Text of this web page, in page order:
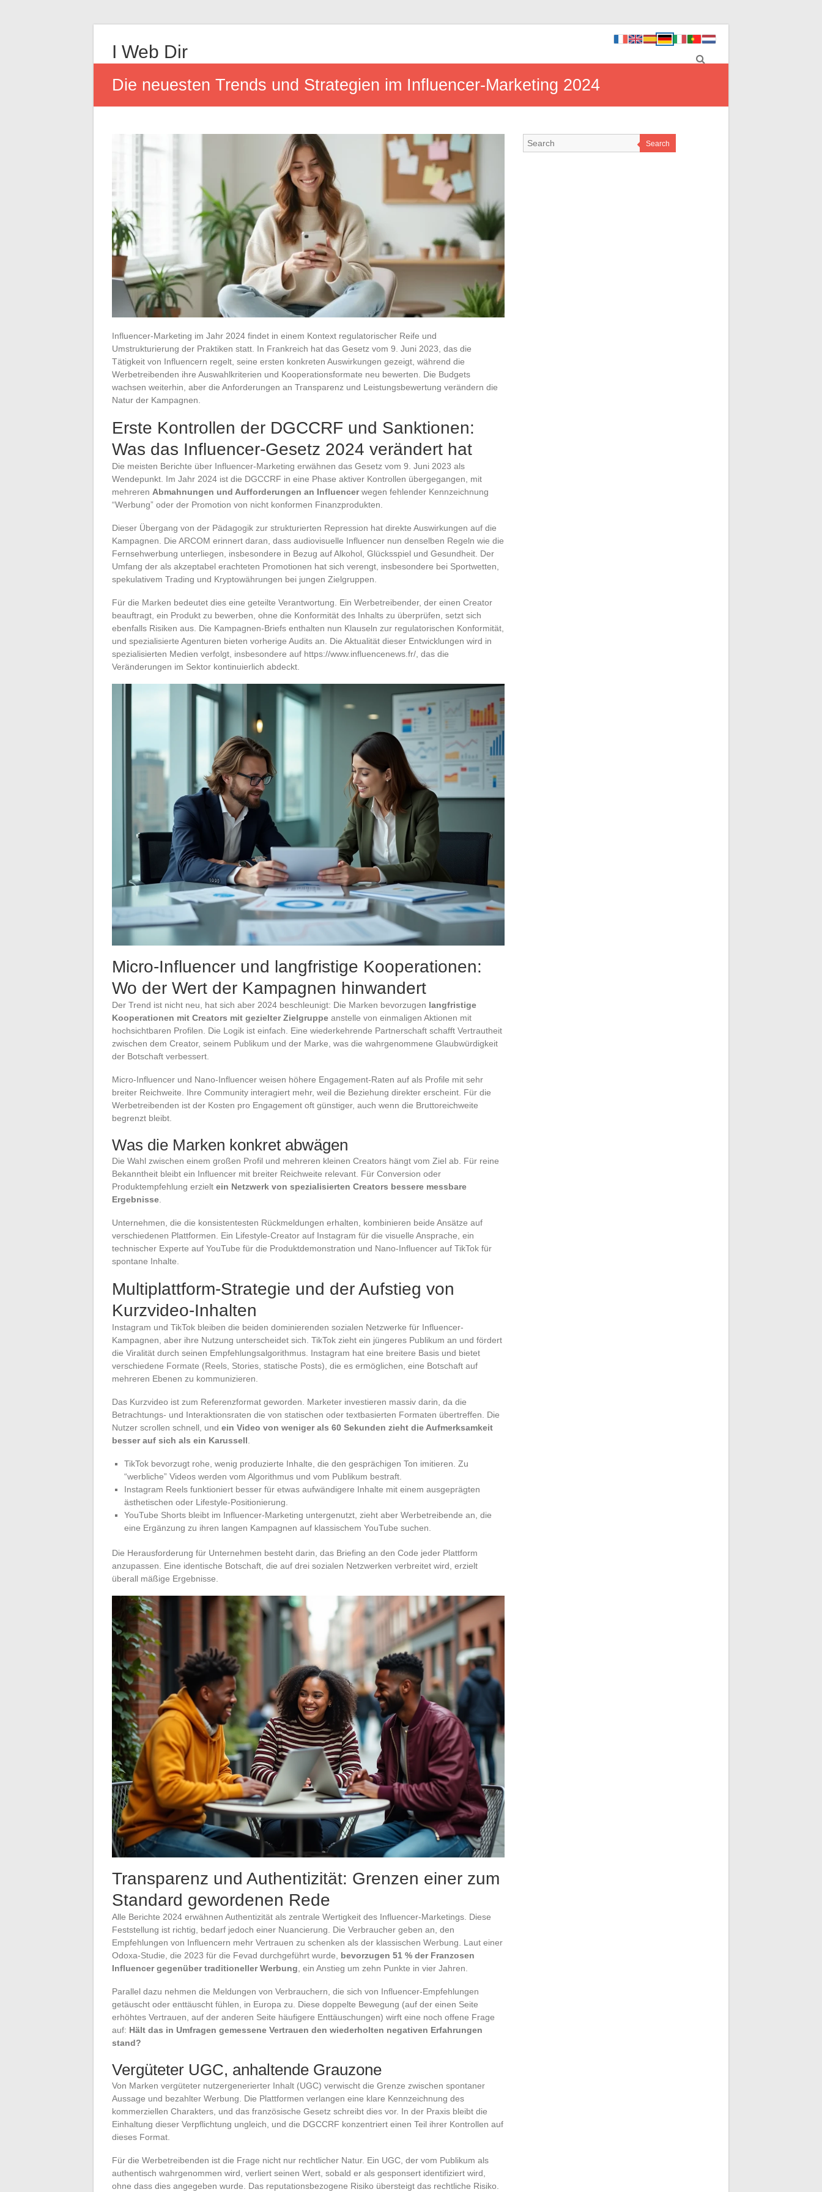
I Web Dir
Die neuesten Trends und Strategien im Influencer-Marketing 2024
Influencer-Marketing im Jahr 2024 findet in einem Kontext regulatorischer Reife und
Umstrukturierung der Praktiken statt. In Frankreich hat das Gesetz vom 9. Juni 2023, das die
Tätigkeit von Influencern regelt, seine ersten konkreten Auswirkungen gezeigt, während die
Werbetreibenden ihre Auswahlkriterien und Kooperationsformate neu bewerten. Die Budgets
wachsen weiterhin, aber die Anforderungen an Transparenz und Leistungsbewertung verändern die
Natur der Kampagnen.
Erste Kontrollen der DGCCRF und Sanktionen:
Was das Influencer-Gesetz 2024 verändert hat
Die meisten Berichte über Influencer-Marketing erwähnen das Gesetz vom 9. Juni 2023 als
Wendepunkt. Im Jahr 2024 ist die DGCCRF in eine Phase aktiver Kontrollen übergegangen, mit
mehreren Abmahnungen und Aufforderungen an Influencerwegen fehlender Kennzeichnung
“Werbung” oder der Promotion von nicht konformen Finanzprodukten.
Dieser Übergang von der Pädagogik zur strukturierten Repression hat direkte Auswirkungen auf die
Kampagnen. Die ARCOM erinnert daran, dass audiovisuelle Influencer nun denselben Regeln wie die
Fernsehwerbung unterliegen, insbesondere in Bezug auf Alkohol, Glücksspiel und Gesundheit. Der
Umfang der als akzeptabel erachteten Promotionen hat sich verengt, insbesondere bei Sportwetten,
spekulativem Trading und Kryptowährungen bei jungen Zielgruppen.
Für die Marken bedeutet dies eine geteilte Verantwortung. Ein Werbetreibender, der einen Creator
beauftragt, ein Produkt zu bewerben, ohne die Konformität des Inhalts zu überprüfen, setzt sich
ebenfalls Risiken aus. Die Kampagnen-Briefs enthalten nun Klauseln zur regulatorischen Konformität,
und spezialisierte Agenturen bieten vorherige Audits an. Die Aktualität dieser Entwicklungen wird in
spezialisierten Medien verfolgt, insbesondere auf https://www.influencenews.fr/, das die
Veränderungen im Sektor kontinuierlich abdeckt.
Micro-Influencer und langfristige Kooperationen:
Wo der Wert der Kampagnen hinwandert
Der Trend ist nicht neu, hat sich aber 2024 beschleunigt: Die Marken bevorzugen langfristige
Kooperationen mit Creators mit gezielter Zielgruppe anstelle von einmaligen Aktionen mit
hochsichtbaren Profilen. Die Logik ist einfach. Eine wiederkehrende Partnerschaft schafft Vertrautheit
zwischen dem Creator, seinem Publikum und der Marke, was die wahrgenommene Glaubwürdigkeit
der Botschaft verbessert.
Micro-Influencer und Nano-Influencer weisen höhere Engagement-Raten auf als Profile mit sehr
breiter Reichweite. Ihre Community interagiert mehr, weil die Beziehung direkter erscheint. Für die
Werbetreibenden ist der Kosten pro Engagement oft günstiger, auch wenn die Bruttoreichweite
begrenzt bleibt.
Was die Marken konkret abwägen
Die Wahl zwischen einem großen Profil und mehreren kleinen Creators hängt vom Ziel ab. Für reine
Bekanntheit bleibt ein Influencer mit breiter Reichweite relevant. Für Conversion oder
Produktempfehlung erzielt ein Netzwerk von spezialisierten Creators bessere messbare
Ergebnisse
Unternehmen, die die konsistentesten Rückmeldungen erhalten, kombinieren beide Ansätze auf
verschiedenen Plattformen. Ein Lifestyle-Creator auf Instagram für die visuelle Ansprache, ein
technischer Experte auf YouTube für die Produktdemonstration und Nano-Influencer auf TikTok für
spontane Inhalte.
Multiplattform-Strategie und der Aufstieg von
Kurzvideo-Inhalten
Instagram und TikTok bleiben die beiden dominierenden sozialen Netzwerke für Influencer-
Kampagnen, aber ihre Nutzung unterscheidet sich. TikTok zieht ein jüngeres Publikum an und fördert
die Viralität durch seinen Empfehlungsalgorithmus. Instagram hat eine breitere Basis und bietet
verschiedene Formate (Reels, Stories, statische Posts), die es ermöglichen, eine Botschaft auf
mehreren Ebenen zu kommunizieren.
Das Kurzvideo ist zum Referenzformat geworden. Marketer investieren massiv darin, da die
Betrachtungs- und Interaktionsraten die von statischen oder textbasierten Formaten übertreffen. Die
Nutzer scrollen schnell, und ein Video von weniger als 60 Sekunden zieht die Aufmerksamkeit
besser auf sich als ein Karussell
TikTok bevorzugt rohe, wenig produzierte Inhalte, die den gesprächigen Ton imitieren. Zu
“werbliche” Videos werden vom Algorithmus und vom Publikum bestraft.
Instagram Reels funktioniert besser für etwas aufwändigere Inhalte mit einem ausgeprägten
ästhetischen oder Lifestyle-Positionierung.
YouTube Shorts bleibt im Influencer-Marketing untergenutzt, zieht aber Werbetreibende an, die
eine Ergänzung zu ihren langen Kampagnen auf klassischem YouTube suchen.
Die Herausforderung für Unternehmen besteht darin, das Briefing an den Code jeder Plattform
anzupassen. Eine identische Botschaft, die auf drei sozialen Netzwerken verbreitet wird, erzielt
überall mäßige Ergebnisse.
Transparenz und Authentizität: Grenzen einer zum
Standard gewordenen Rede
Alle Berichte 2024 erwähnen Authentizität als zentrale Wertigkeit des Influencer-Marketings. Diese
Feststellung ist richtig, bedarf jedoch einer Nuancierung. Die Verbraucher geben an, den
Empfehlungen von Influencern mehr Vertrauen zu schenken als der klassischen Werbung. Laut einer
Odoxa-Studie, die 2023 für die Fevad durchgeführt wurde, bevorzugen 51 % der Franzosen
Influencer gegenüber traditioneller Werbung , ein Anstieg um zehn Punkte in vier Jahren.
Parallel dazu nehmen die Meldungen von Verbrauchern, die sich von Influencer-Empfehlungen
getäuscht oder enttäuscht fühlen, in Europa zu. Diese doppelte Bewegung (auf der einen Seite
erhöhtes Vertrauen, auf der anderen Seite häufigere Enttäuschungen) wirft eine noch offene Frage
auf: Hält das in Umfragen gemessene Vertrauen den wiederholten negativen Erfahrungen
stand?
Vergüteter UGC, anhaltende Grauzone
Von Marken vergüteter nutzergenerierter Inhalt (UGC) verwischt die Grenze zwischen spontaner
Aussage und bezahlter Werbung. Die Plattformen verlangen eine klare Kennzeichnung des
kommerziellen Charakters, und das französische Gesetz schreibt dies vor. In der Praxis bleibt die
Einhaltung dieser Verpflichtung ungleich, und die DGCCRF konzentriert einen Teil ihrer Kontrollen auf
dieses Format.
Für die Werbetreibenden ist die Frage nicht nur rechtlicher Natur. Ein UGC, der vom Publikum als
authentisch wahrgenommen wird, verliert seinen Wert, sobald er als gesponsert identifiziert wird,
ohne dass dies angegeben wurde. Das reputationsbezogene Risiko übersteigt das rechtliche Risiko.
Search